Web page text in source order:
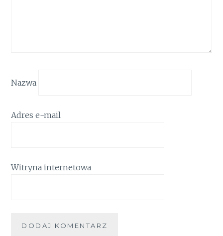
Nazwa
Adres e-mail
Witryna internetowa